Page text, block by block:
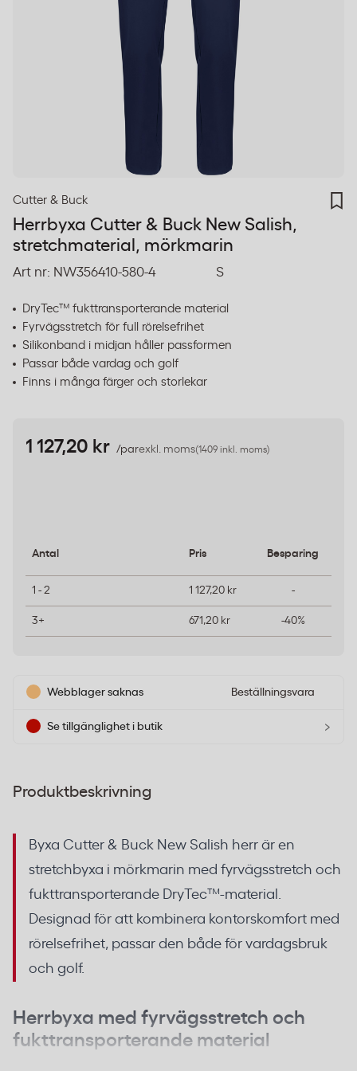
Cutter & Buck
Herrbyxa Cutter & Buck New Salish,
stretchmaterial, mörkmarin
Art nr: NW356410-580-4 S
DryTec™ fukttransporterande material
Fyrvägsstretch för full rörelsefrihet
Silikonband i midjan håller passformen
Passar både vardag och golf
Finns i många färger och storlekar
1 127,20 kr /parexkl. moms(1409 inkl. moms)
Antal Pris Besparing
1 - 2 1 127,20 kr -
3+ 671,20 kr -40%
Webblager saknas Beställningsvara
Se tillgänglighet i butik ›
Produktbeskrivning
Byxa Cutter & Buck New Salish herr är en
stretchbyxa i mörkmarin med fyrvägsstretch och
fukttransporterande DryTec™-material.
Designad för att kombinera kontorskomfort med
rörelsefrihet, passar den både för vardagsbruk
och golf.
Herrbyxa med fyrvägsstretch och
fukttransporterande material